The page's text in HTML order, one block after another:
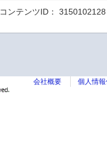
コンテンツID： 3150102128
会社概要 個人情